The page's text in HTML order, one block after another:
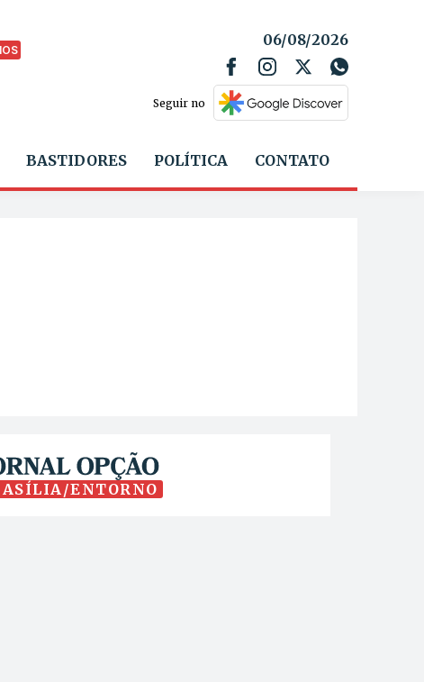
06/08/2026
Seguir no
BASTIDORES POLÍTICA CONTATO
ENTORNO